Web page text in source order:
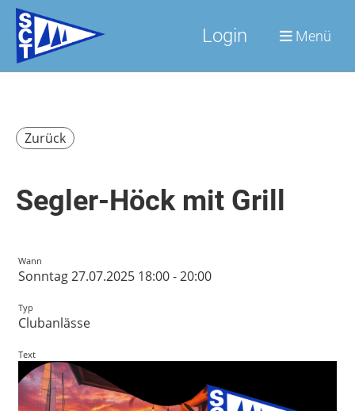
Login Menü
Zurück
Segler-Höck mit Grill
Wann
Sonntag 27.07.2025 18:00 - 20:00
Typ
Clubanlässe
Text